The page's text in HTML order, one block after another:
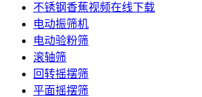
不锈钢香蕉视频在线下载
电动振筛机
电动验粉筛
滚轴筛
回转摇摆筛
平面摇摆筛